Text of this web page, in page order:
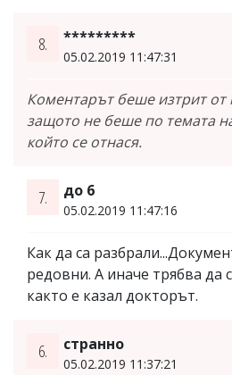
8. *********
05.02.2019 11:47:31
Коментарът беше изтрит от
защото не беше по темата
който се отнася.
7. до 6
05.02.2019 11:47:16
Как да са
редовни. А иначе трябва да
както е казал докторът.
6. странно
05.02.2019 11:37:21